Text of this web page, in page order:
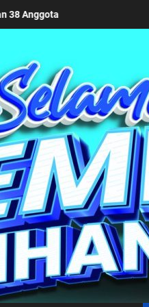
Saragih, Putra Pertama